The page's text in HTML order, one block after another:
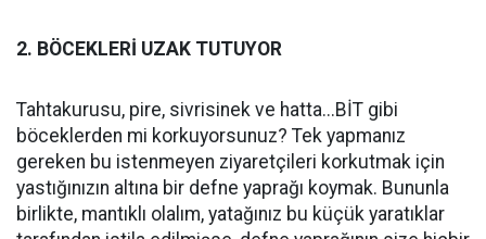
2. BÖCEKLERİ UZAK TUTUYOR
Tahtakurusu, pire, sivrisinek ve hatta...BİT gibi
böceklerden mi korkuyorsunuz? Tek yapmanız
gereken bu istenmeyen ziyaretçileri korkutmak için
yastığınızın altına bir defne yaprağı koymak. Bununla
birlikte, mantıklı olalım, yatağınız bu küçük yaratıklar